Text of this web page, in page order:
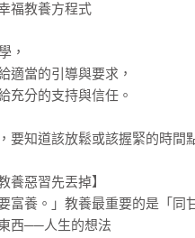
福教養方程式
，
適當的引導與要求，
充分的支持與信任。
要知道該放鬆或該握緊的時間
養惡習先丟掉】
富養。」教養最重要的是「同
西──人生的想法